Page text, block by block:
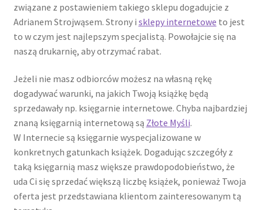
związane z postawieniem takiego sklepu dogadujcie z
Adrianem Strojwąsem. Strony i sklepy internetowe to jest
to w czym jest najlepszym specjalistą. Powołajcie się na
naszą drukarnię, aby otrzymać rabat.
Jeżeli nie masz odbiorców możesz na własną rękę
dogadywać warunki, na jakich Twoją książkę będą
sprzedawały np. księgarnie internetowe. Chyba najbardziej
znaną księgarnią internetową są Złote Myśli.
W Internecie są księgarnie wyspecjalizowane w
konkretnych gatunkach książek. Dogadując szczegóły z
taką księgarnią masz większe prawdopodobieństwo, że
uda Ci się sprzedać większą liczbę książek, ponieważ Twoja
oferta jest przedstawiana klientom zainteresowanym tą